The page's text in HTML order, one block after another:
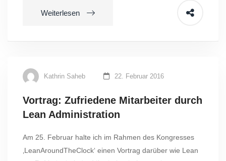
Weiterlesen
Kathrin Saheb 22. Februar 2016
Vortrag: Zufriedene Mitarbeiter durch
Lean Administration
Am 25. Februar halte ich im Rahmen des Kongresses
‚LeanAroundTheClock‘ einen Vortrag darüber wie Lean